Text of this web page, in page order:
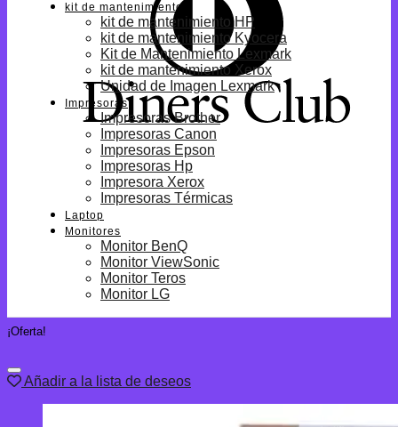
kit de mantenimiento
kit de mantenimiento HP
kit de mantenimiento Kyocera
Kit de Mantenimiento Lexmark
kit de mantenimiento Xerox
Unidad de Imagen Lexmark
Impresoras
Impresoras Brother
Impresoras Canon
Impresoras Epson
Impresoras Hp
Impresora Xerox
Impresoras Térmicas
Laptop
Monitores
Monitor BenQ
Monitor ViewSonic
Monitor Teros
Monitor LG
¡Oferta!
Añadir a la lista de deseos